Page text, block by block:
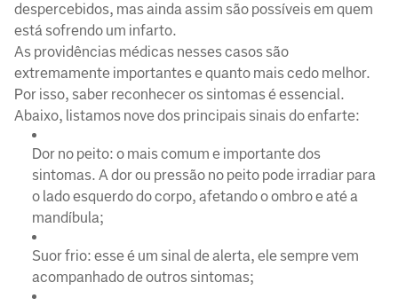
despercebidos, mas ainda assim são possíveis em quem
está sofrendo um infarto.
As providências médicas nesses casos são
extremamente importantes e quanto mais cedo melhor.
Por isso, saber reconhecer os sintomas é essencial.
Abaixo, listamos nove dos principais sinais do enfarte:
Dor no peito: o mais comum e importante dos
sintomas. A dor ou pressão no peito pode irradiar para
o lado esquerdo do corpo, afetando o ombro e até a
mandíbula;
Suor frio: esse é um sinal de alerta, ele sempre vem
acompanhado de outros sintomas;